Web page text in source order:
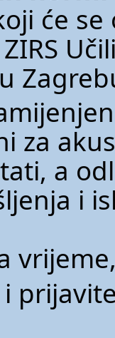
će
za
a
i
i